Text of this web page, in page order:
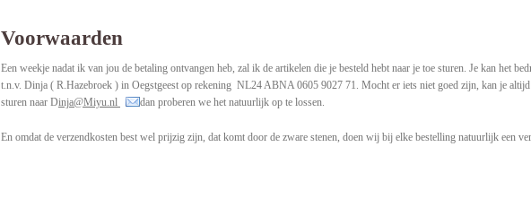
Voorwaarden
Een weekje nadat ik van jou de betaling ontvangen heb, zal ik de artikelen die je besteld hebt naar je toe sturen. Je kan het
t.n.v. Dinja ( R.Hazebroek ) in Oegstgeest op rekening NL24 ABNA 0605 9027 71. Mocht er iets niet goed zijn, kan je altijd
sturen naar Dinja@Miyu.nl dan proberen we het natuurlijk op te lossen.
En omdat de verzendkosten best wel prijzig zijn, dat komt door de zware stenen, doen wij bij elke bestelling natuurlijk een